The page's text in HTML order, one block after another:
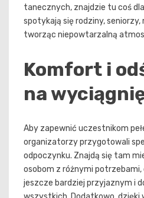
tanecznych, znajdzie tu coś
spotykają się rodziny, seniorzy,
tworząc niepowtarzalną
Komfort i
na
Aby zapewnić uczestnikom
organizatorzy przygotowali
odpoczynku. Znajdą się tam
osobom z różnymi
jeszcze bardziej przyjaznym i